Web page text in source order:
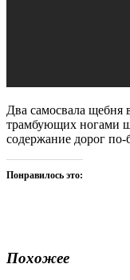
Два самосвала щебня
трамбующих ногами
содержание дорог по-
Понравилось это:
Похожее